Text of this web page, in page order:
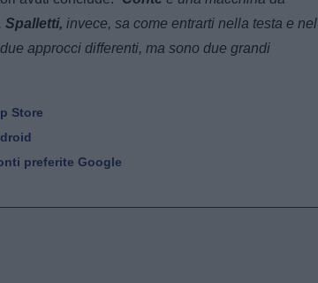
Spalletti, invece, sa come entrarti nella testa e nel
approcci differenti, ma sono due grandi
Store
preferite Google